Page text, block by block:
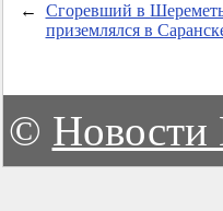
←
Сгоревший в
приземлялся в
© Новости